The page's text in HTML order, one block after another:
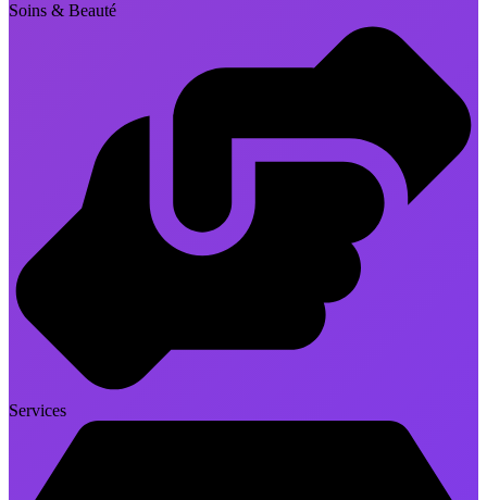
Soins & Beauté
Services